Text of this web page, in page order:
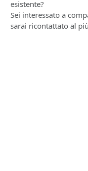
esistente?
Sei interessato a
sarai ricontattato al